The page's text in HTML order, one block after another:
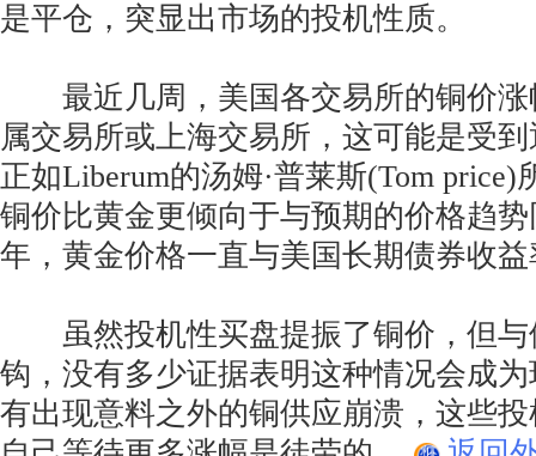
是平仓，突显出市场的投机性质。
最近几周，美国各交易所的铜价涨
属交易所或上海交易所，这可能是受
正如Liberum的汤姆·普莱斯(Tom price)
铜价比黄金更倾向于与预期的价格趋
年，黄金价格一直与美国长期债券收
虽然投机性买盘提振了铜价，但与
钩，没有多少证据表明这种情况会成
有出现意料之外的铜供应崩溃，这些